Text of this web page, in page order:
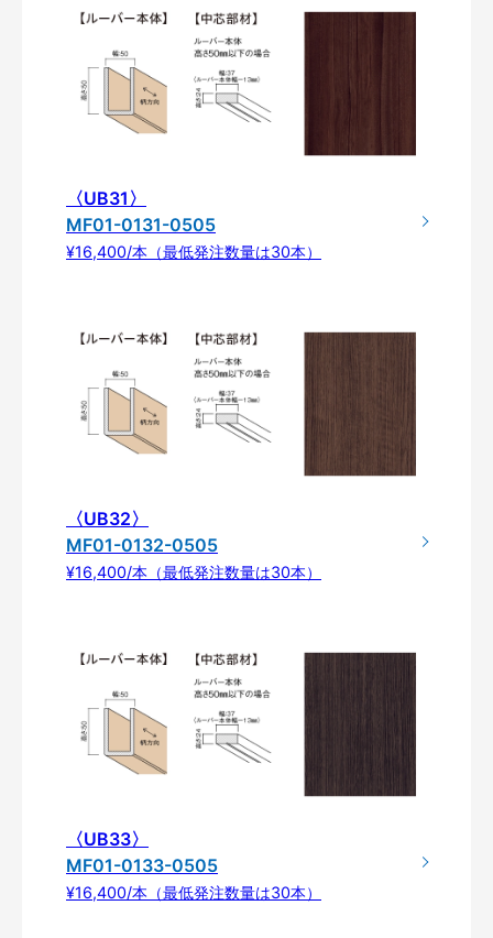
〈UB31〉
MF01-0131-0505
¥16,400/本（最低発注数量は30本）
〈UB32〉
MF01-0132-0505
¥16,400/本（最低発注数量は30本）
〈UB33〉
MF01-0133-0505
¥16,400/本（最低発注数量は30本）